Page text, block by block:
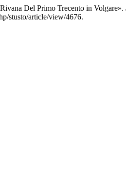
Del Primo Trecento in Volgare».
stusto/article/view/4676.